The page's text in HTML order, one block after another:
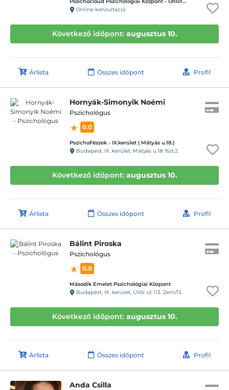
Online konzultáció
Következő időpont: augusztus 10.
Árlista Összes időpont Profil
Hornyák-Simonyik Noémi
Pszichológus
0.0
PszichoFészek - IX.kerület ( Mátyás u.18.)
Budapest, IX. kerület, Mátyás u.18. fszt.2.
Következő időpont: augusztus 10.
Árlista Összes időpont Profil
Bálint Piroska
Pszichológus
0.0
Második Emelet Pszichológiai Központ
Budapest, IX. kerület, Üllői út 113. 2em/15.
Következő időpont: augusztus 10.
Árlista Összes időpont Profil
Anda Csilla